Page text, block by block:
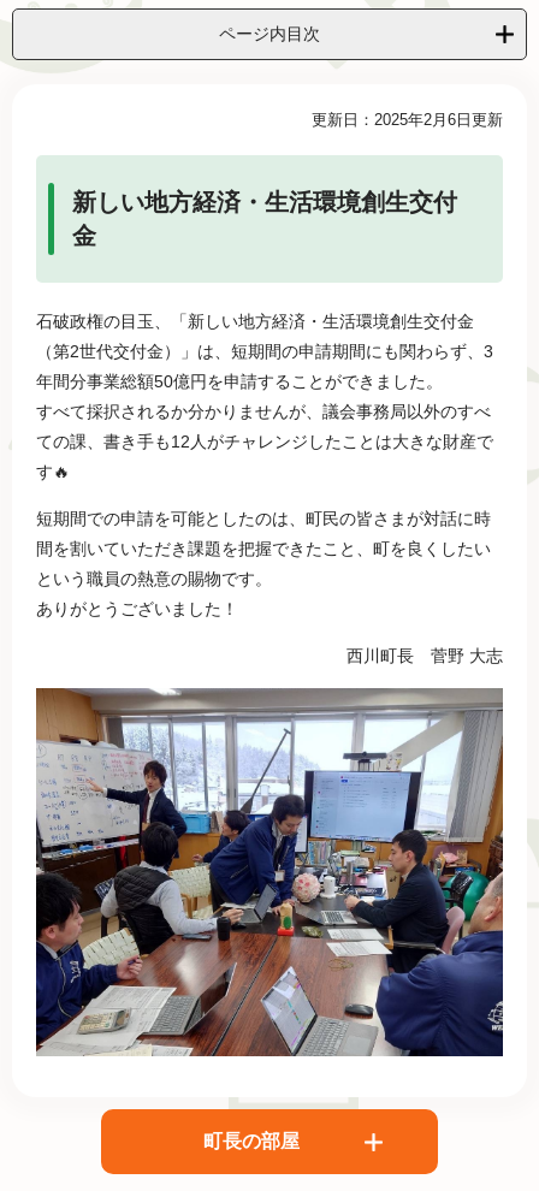
ページ内目次
更新日：2025年2月6日更新
新しい地方経済・生活環境創生交付
金
石破政権の目玉、「新しい地方経済・生活環境創生交付金
（第2世代交付金）」は、短期間の申請期間にも関わらず、3
年間分事業総額50億円を申請することができました。
すべて採択されるか分かりませんが、議会事務局以外のすべ
ての課、書き手も12人がチャレンジしたことは大きな財産で
す🔥
短期間での申請を可能としたのは、町民の皆さまが対話に時
間を割いていただき課題を把握できたこと、町を良くしたい
という職員の熱意の賜物です。
ありがとうございました！​
西川町長 菅野 大志
町長の部屋